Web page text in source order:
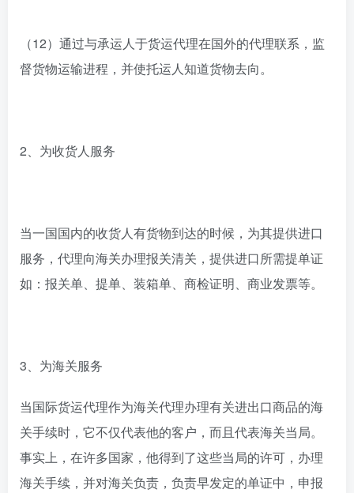
（12）通过与承运人于货运代理在国外的代理联系，监
督货物运输进程，并使托运人知道货物去向。
2、为收货人服务
当一国国内的收货人有货物到达的时候，为其提供进口
服务，代理向海关办理报关清关，提供进口所需提单证
如：报关单、提单、装箱单、商检证明、商业发票等。
3、为海关服务
当国际货运代理作为海关代理办理有关进出口商品的海
关手续时，它不仅代表他的客户，而且代表海关当局。
事实上，在许多国家，他得到了这些当局的许可，办理
海关手续，并对海关负责，负责早发定的单证中，申报